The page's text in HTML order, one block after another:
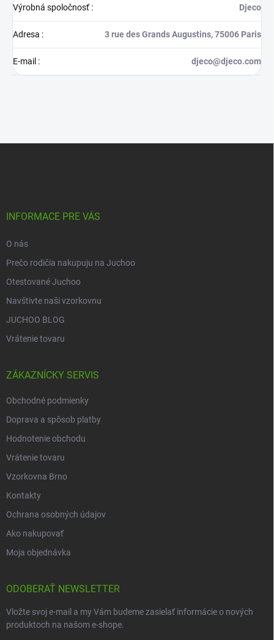
Výrobná spoločnosť: Djeco
Adresa : 3 rue des Grands Augustins, 75006 Paris
E-mail : djeco@djeco.com
INFORMACE PRE VÁS
O nás
Prečo rodičia nakupuju na Juchoo
Otestované Juchoo
Navštivte naši vzorkovnu
JUCHOO BLOG
Vrátenie tovaru
ZÁKAZNÍCKY SERVIS
Obchodné podmienky
Doprava a spôsob platby
Hodnotenie obchodu
Vrátenie tovaru
Vzorkovna Brno
Kontakty
Ochrana osobných údajov
Ako nakupovať
Moja objednávka
ODOBERAŤ NEWSLETTER
Vložte svoj e-mail a my Vám budeme zasielať informácie o nových
produktoch na našom e-shope.